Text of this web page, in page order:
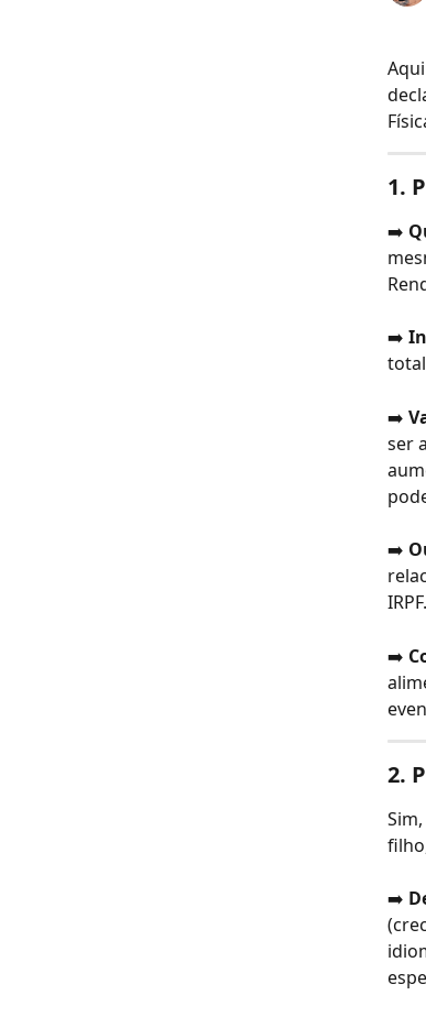
1.
➡️
➡️
➡️
ser
➡️
IRPF.
➡️
2.
➡️